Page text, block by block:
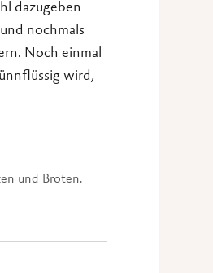
dazugeben
nochmals
Noch einmal
wird,
und Broten.